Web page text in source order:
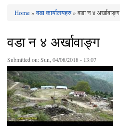
Home»वडा कार्यालयहरु» वडा न‍ ४ अर्खावाङ्ग
वडा न‍ ४ अर्खावाङ्ग
Submitted on:Sun, 04/08/2018 - 13:07